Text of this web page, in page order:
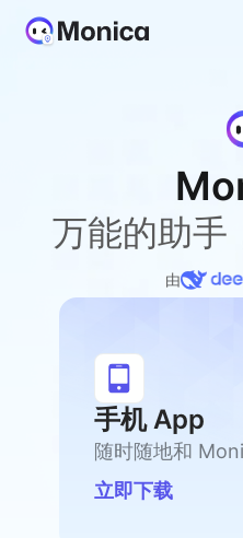
万能的助手
由
手机 App
随时随地和
立即下载